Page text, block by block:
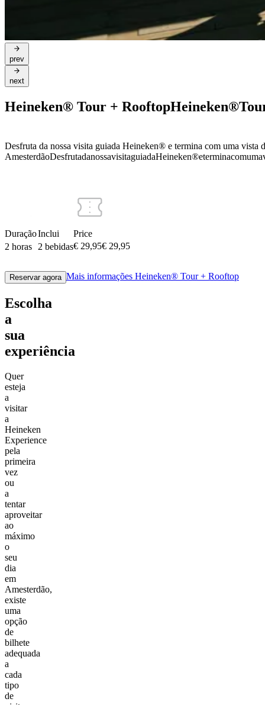
prev
next
Heineken® Tour + RooftopHeineken®
Desfruta da nossa visita guiada Heineken® e termina com uma vista
AmesterdãoDesfrutadanossavisitaguiadaHeineken®eterminacomuma
Duração
2 horas
Inclui
2 bebidas
Price
€ 29,95€ 29,95
Reservar agora Mais informações Heineken® Tour + Rooftop
Escolha
a
sua
experiência
Quer
esteja
a
visitar
a
Heineken
Experience
pela
primeira
vez
ou
a
tentar
aproveitar
ao
máximo
o
seu
dia
em
Amesterdão,
existe
uma
opção
de
bilhete
adequada
a
cada
tipo
de